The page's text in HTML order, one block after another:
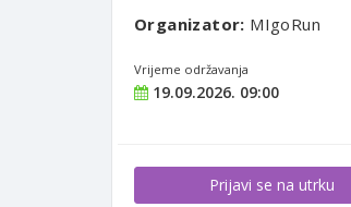
Organizator: MIgoRun
Vrijeme održavanja
19.09.2026. 09:00
Prijavi se na utrku